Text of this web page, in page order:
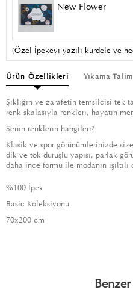
New Flower
(Özel İpekevi yazılı kurdele ve
Ürün Özellikleri Yıkama
Şıklığın ve zarafetin temsilcisi tek
renk skalasıyla renkleri, hayatın
Senin renklerin hangileri?
Klasik ve spor görünümlerinizde
dik ve tok duruşlu yapısı, parlak
daha ince formu ile modanın
%100 İpek
Basic Koleksiyonu
70x200 cm